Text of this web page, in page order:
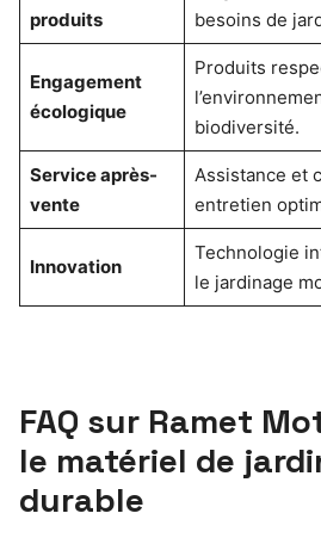
produits
besoins de
Engagement
écologique
Produits
biodiversité.
Service après-
vente
Assistance et
entretien
Innovation
Technologie
le jardinage
FAQ sur Ramet
le matériel de
durable